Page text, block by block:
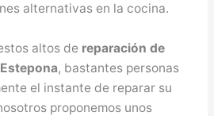
alternativas en la cocina.
altos de reparación de
, bastantes personas
el instante de reparar su
proponemos unos